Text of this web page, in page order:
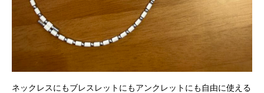
ネックレスにもブレスレットにもアンクレットにも自由に使える